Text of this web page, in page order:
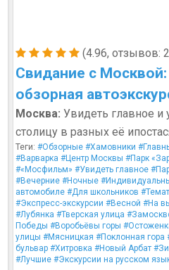
(4.96, отзывов:
Свидание с Москвой:
обзорная
Москва: Увидеть главное и
столицу в разных её
Теги: #Обзорные #Хамовники
#Варварка #Центр Москвы #Парк
#«Мосфильм» #Увидеть главное
#Вечерние #Ночные
автомобиле #Для школьников
#Экспресс-экскурсии #Весной #На
#Лубянка #Тверская улица
Победы #Воробьёвы горы
улицы #Мясницкая #Поклонная гора
бульвар #Хитровка #Новый Арбат
#Лучшие #Экскурсии на русском